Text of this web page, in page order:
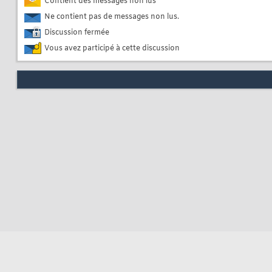
Ne contient pas de messages non lus.
Discussion fermée
Vous avez participé à cette discussion